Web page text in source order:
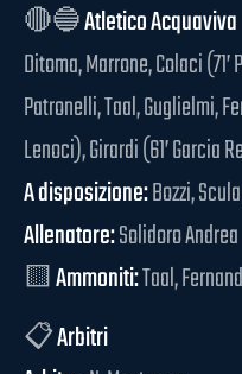
🔴🔵Atletico Acquaviva
Ditoma, Marrone, Colaci
Patronelli, Taal, Guglielmi,
Lenoci), Girardi (61’ Garcia
A disposizione:Bozzi,
Allenatore:Solidoro Andrea
🟨Ammoniti:Taal,
📋Arbitri